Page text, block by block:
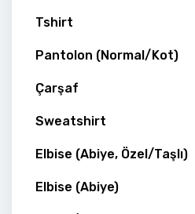
Tshirt
Pantolon (Normal/Kot)
Çarşaf
Sweatshirt
Elbise (Abiye, Özel/Taşlı)
Elbise (Abiye)